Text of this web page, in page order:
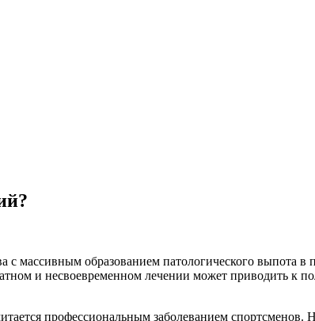
массивным образованием патологического выпота в
и несвоевременном лечении может приводить к
профессиональным заболеванием спортсменов.